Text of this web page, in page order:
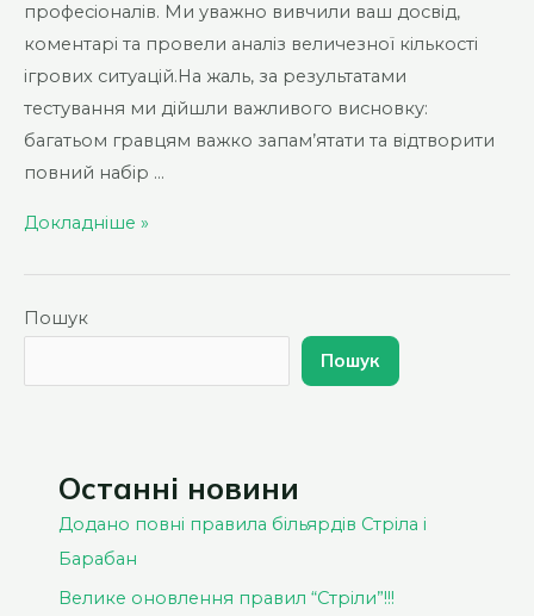
професіоналів. Ми уважно вивчили ваш досвід,
коментарі та провели аналіз величезної кількості
ігрових ситуацій.На жаль, за результатами
тестування ми дійшли важливого висновку:
багатьом гравцям важко запам’ятати та відтворити
повний набір …
Велике
“Стріли”!!!
Докладніше »
Пошук
Пошук
Останні новини
Додано повні правила більярдів Стріла і
Барабан
Велике оновлення правил “Стріли”!!!